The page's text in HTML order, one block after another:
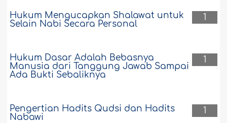
1
Hukum Mengucapkan Shalawat untuk
Selain Nabi Secara Personal
1
Hukum Dasar Adalah Bebasnya
Manusia dari Tanggung Jawab Sampai
Ada Bukti Sebaliknya
1
Pengertian Hadits Qudsi dan Hadits
Nabawi